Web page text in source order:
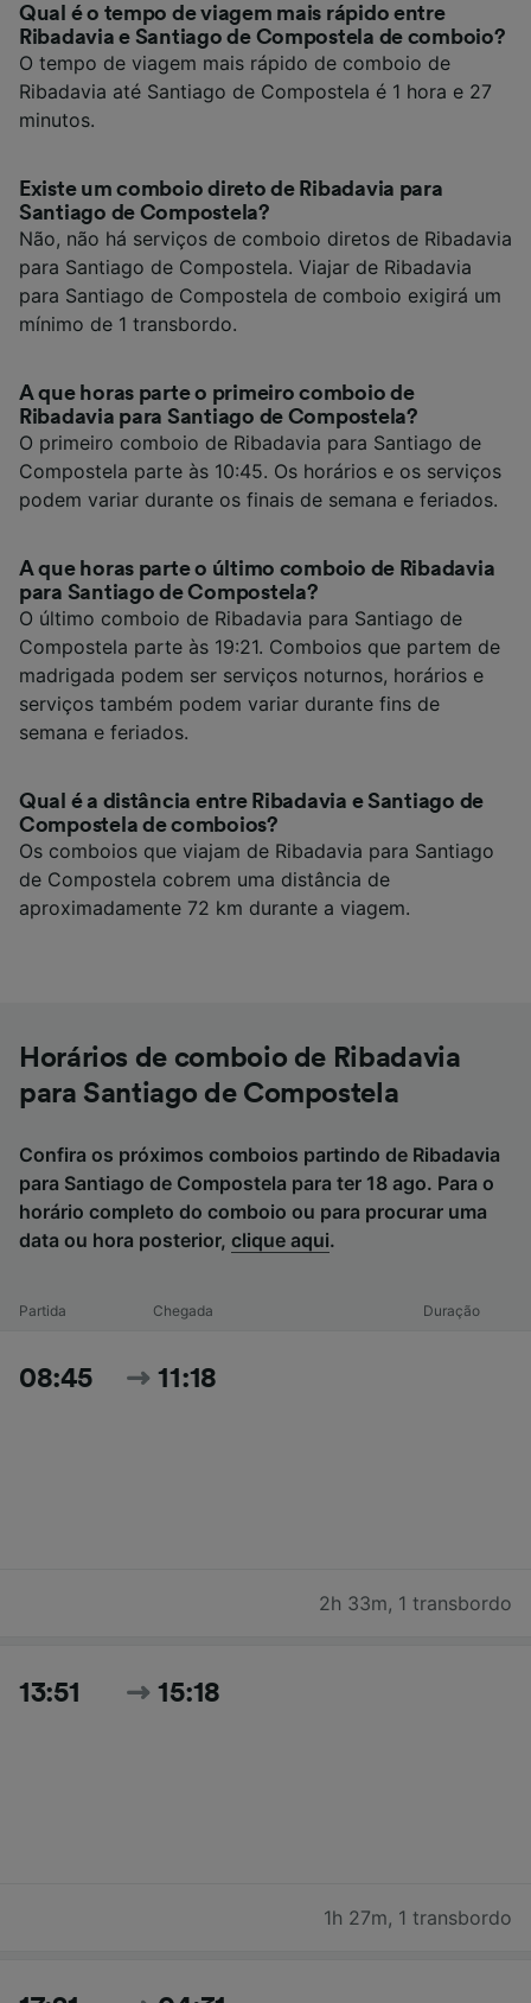
Qual é o tempo de viagem mais rápido entre
Ribadavia e Santiago de Compostela de comboio?
O tempo de viagem mais rápido de comboio de
Ribadavia até Santiago de Compostela é 1 hora e 27
minutos.
Existe um comboio direto de Ribadavia para
Santiago de Compostela?
Não, não há serviços de comboio diretos de Ribadavia
para Santiago de Compostela. Viajar de Ribadavia
para Santiago de Compostela de comboio exigirá um
mínimo de 1 transbordo.
A que horas parte o primeiro comboio de
Ribadavia para Santiago de Compostela?
O primeiro comboio de Ribadavia para Santiago de
Compostela parte às 10:45. Os horários e os serviços
podem variar durante os finais de semana e feriados.
A que horas parte o último comboio de Ribadavia
para Santiago de Compostela?
O último comboio de Ribadavia para Santiago de
Compostela parte às 19:21. Comboios que partem de
madrigada podem ser serviços noturnos, horários e
serviços também podem variar durante fins de
semana e feriados.
Qual é a distância entre Ribadavia e Santiago de
Compostela de comboios?
Os comboios que viajam de Ribadavia para Santiago
de Compostela cobrem uma distância de
aproximadamente 72 km durante a viagem.
Horários de comboio de Ribadavia
para Santiago de Compostela
Confira os próximos comboios partindo de Ribadavia
para Santiago de Compostela para ter 18 ago. Para o
horário completo do comboio ou para procurar uma
data ou hora posterior, clique aqui.
Partida Chegada Duração
08:45 11:18
2h 33m, 1 transbordo
13:51 15:18
1h 27m, 1 transbordo